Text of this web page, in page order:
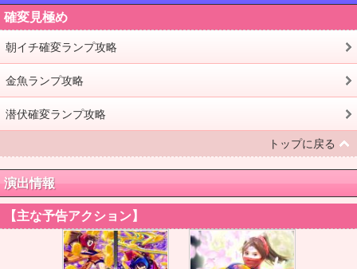
確変見極め
朝イチ確変ランプ攻略
金魚ランプ攻略
潜伏確変ランプ攻略
トップに戻る
演出情報
【主な予告アクション】